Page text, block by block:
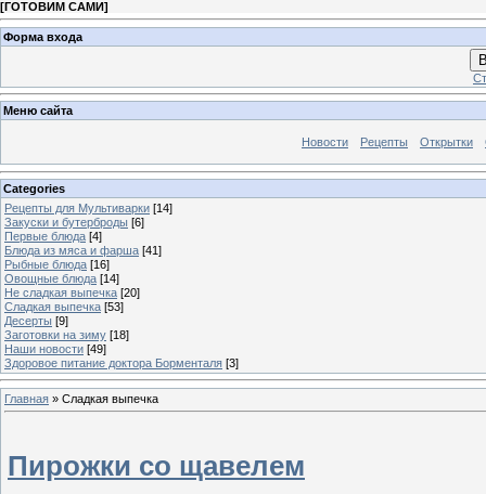
[ГОТОВИМ САМИ]
Форма входа
Меню сайта
Новости Рецепты Открытки
Categories
Рецепты для Мультиварки [14]
Закуски и бутерброды [6]
Первые блюда [4]
Блюда из мяса и фарша [41]
Рыбные блюда [16]
Овощные блюда [14]
Не сладкая выпечка [20]
Сладкая выпечка [53]
Десерты [9]
Заготовки на зиму [18]
Наши новости [49]
Здоровое питание доктора Борменталя [3]
Главная » Сладкая выпечка
Пирожки со щавелем